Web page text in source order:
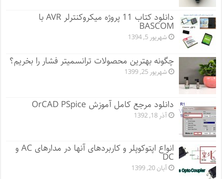
دانلود کتاب 11 پروژه میکروکنترلر AVR با
BASCOM
شهریور 5, 1394
چگونه بهترین محصولات ترانسمیتر فشار را بخریم؟
شهریور 25, 1399
دانلود مرجع کامل آموزش OrCAD PSpice
آذر 18, 1392
انواع اپتوکوپلر و کاربردهای آنها در مدارهای AC و
DC
آبان 20, 1399